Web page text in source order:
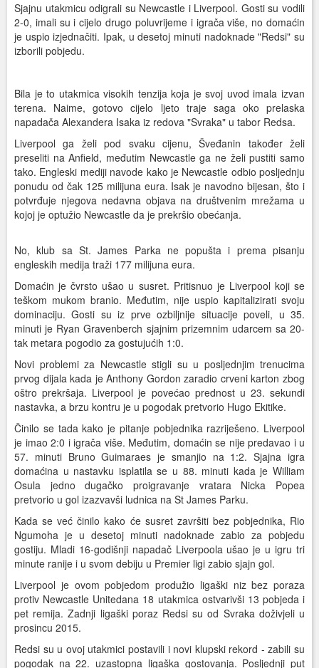
Sjajnu utakmicu odigrali su Newcastle i Liverpool. Gosti su vodili
2-0, imali su i cijelo drugo poluvrijeme i igrača više, no domaćin
je uspio izjednačiti. Ipak, u desetoj minuti nadoknade "Redsi" su
izborili pobjedu.
Bila je to utakmica visokih tenzija koja je svoj uvod imala izvan
terena. Naime, gotovo cijelo ljeto traje saga oko prelaska
napadača Alexandera Isaka iz redova "Svraka" u tabor Redsa.
Liverpool ga želi pod svaku cijenu, Šveđanin također želi
preseliti na Anfield, međutim Newcastle ga ne želi pustiti samo
tako. Engleski mediji navode kako je Newcastle odbio posljednju
ponudu od čak 125 milijuna eura. Isak je navodno bijesan, što i
potvrđuje njegova nedavna objava na društvenim mrežama u
kojoj je optužio Newcastle da je prekršio obećanja.
No, klub sa St. James Parka ne popušta i prema pisanju
engleskih medija traži 177 milijuna eura.
Domaćin je čvrsto ušao u susret. Pritisnuo je Liverpool koji se
teškom mukom branio. Međutim, nije uspio kapitalizirati svoju
dominaciju. Gosti su iz prve ozbiljnije situacije poveli, u 35.
minuti je Ryan Gravenberch sjajnim prizemnim udarcem sa 20-
tak metara pogodio za gostujućih 1:0.
Novi problemi za Newcastle stigli su u posljednjim trenucima
prvog dijala kada je Anthony Gordon zaradio crveni karton zbog
oštro prekršaja. Liverpool je povećao prednost u 23. sekundi
nastavka, a brzu kontru je u pogodak pretvorio Hugo Ekitike.
Činilo se tada kako je pitanje pobjednika razriješeno. Liverpool
je imao 2:0 i igrača više. Međutim, domaćin se nije predavao i u
57. minuti Bruno Guimaraes je smanjio na 1:2. Sjajna igra
domaćina u nastavku isplatila se u 88. minuti kada je William
Osula jedno dugačko proigravanje vratara Nicka Popea
pretvorio u gol izazvavši ludnica na St James Parku.
Kada se već činilo kako će susret završiti bez pobjednika, Rio
Ngumoha je u desetoj minuti nadoknade zabio za pobjedu
gostiju. Mladi 16-godišnji napadač Liverpoola ušao je u igru tri
minute ranije i u svom debiju u Premier ligi zabio sjajn gol.
Liverpool je ovom pobjedom produžio ligaški niz bez poraza
protiv Newcastle Unitedana 18 utakmica ostvarivši 13 pobjeda i
pet remija. Zadnji ligaški poraz Redsi su od Svraka doživjeli u
prosincu 2015.
Redsi su u ovoj utakmici postavili i novi klupski rekord - zabili su
pogodak na 22. uzastopna ligaška gostovanja. Posljednji put